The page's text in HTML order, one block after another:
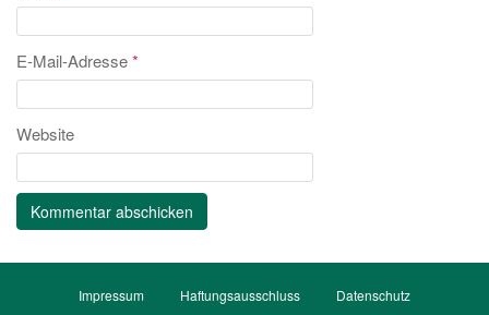
E-Mail-Adresse*
Website
Impressum Haftungsausschluss Datenschutz